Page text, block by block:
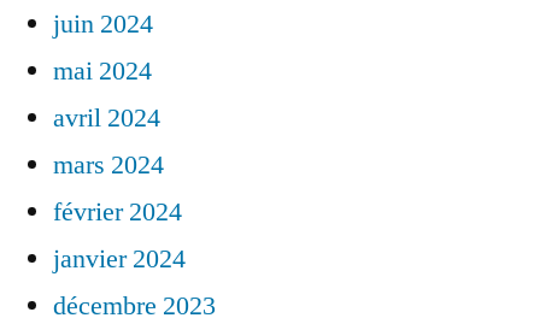
juin 2024
mai 2024
avril 2024
mars 2024
février 2024
janvier 2024
décembre 2023